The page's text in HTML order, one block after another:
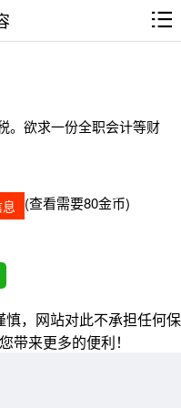
。欲求一份全职会计等财
(查看需要80金币)
，网站对此不承担任何保
带来更多的便利！